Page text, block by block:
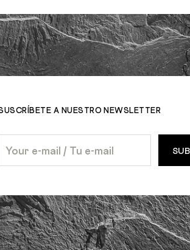
A NUESTRO NEWSLETTER